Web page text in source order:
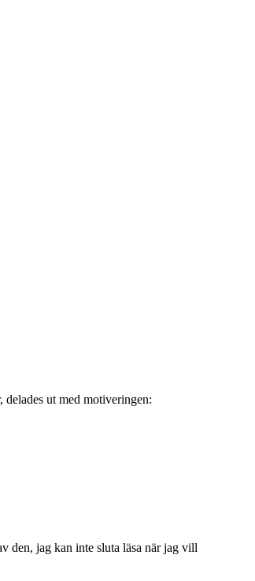
delades ut med motiveringen:
den, jag kan inte sluta läsa när jag vill